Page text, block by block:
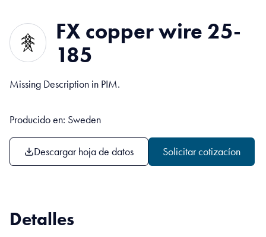
FX copper wire 25-
185
Missing Description in PIM.
Producido en: Sweden
Descargar hoja de datos Solicitar cotizacíon
Detalles